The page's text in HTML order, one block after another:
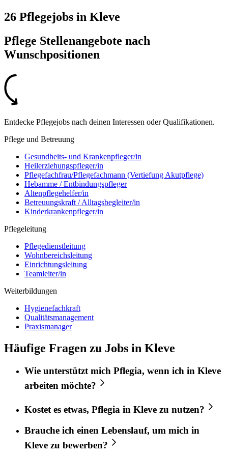
26 Pflegejobs in Kleve
Pflege Stellenangebote nach
Wunschpositionen
Entdecke Pflegejobs nach deinen Interessen oder Qualifikationen.
Pflege und Betreuung
Gesundheits- und Krankenpfleger/in
Heilerziehungspfleger/in
Pflegefachfrau/Pflegefachmann (Vertiefung Akutpflege)
Hebamme / Entbindungspfleger
Altenpflegehelfer/in
Betreuungskraft / Alltagsbegleiter/in
Kinderkrankenpfleger/in
Pflegeleitung
Pflegedienstleitung
Wohnbereichsleitung
Einrichtungsleitung
Teamleiter/in
Weiterbildungen
Hygienefachkraft
Qualitätsmanagement
Praxismanager
Häufige Fragen zu Jobs in Kleve
Wie unterstützt mich Pflegia, wenn ich in Kleve
arbeiten möchte?
Kostet es etwas, Pflegia in Kleve zu nutzen?
Brauche ich einen Lebenslauf, um mich in
Kleve zu bewerben?